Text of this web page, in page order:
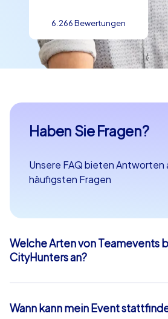
6.266 Bewertungen
Haben Sie Fragen?
Unsere FAQ bieten Antworten
häufigsten Fragen
Welche Arten von Teamevents
CityHunters an?
Teambuilding, Betriebsausflüge,
mehr an Ihrem Wunschort in ganz
Events werden von erfahrenen
Wann kann mein Event